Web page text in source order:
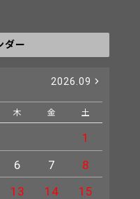
ダー
2026.09
木 金 土
1
6 7
8
13 14
15